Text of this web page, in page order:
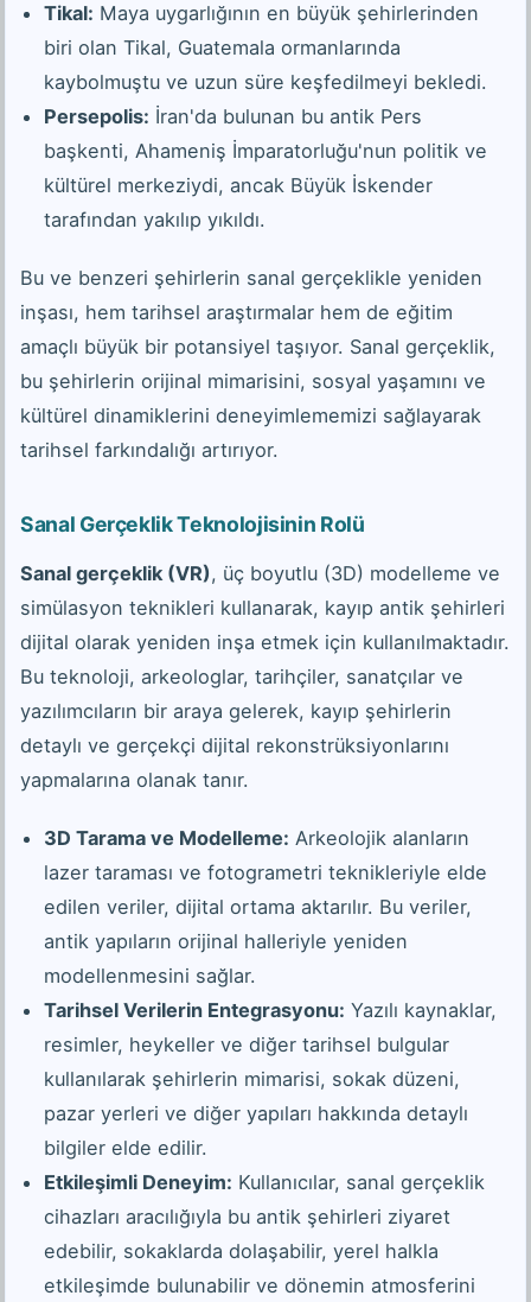
Tikal: Maya uygarlığının en büyük şehirlerinden
biri olan Tikal, Guatemala ormanlarında
kaybolmuştu ve uzun süre keşfedilmeyi bekledi.
Persepolis: İran'da bulunan bu antik Pers
başkenti, Ahameniş İmparatorluğu'nun politik ve
kültürel merkeziydi, ancak Büyük İskender
tarafından yakılıp yıkıldı.
Bu ve benzeri şehirlerin sanal gerçeklikle yeniden
inşası, hem tarihsel araştırmalar hem de eğitim
amaçlı büyük bir potansiyel taşıyor. Sanal gerçeklik,
bu şehirlerin orijinal mimarisini, sosyal yaşamını ve
kültürel dinamiklerini deneyimlememizi sağlayarak
tarihsel farkındalığı artırıyor.
Sanal Gerçeklik Teknolojisinin Rolü
Sanal gerçeklik (VR), üç boyutlu (3D) modelleme ve
simülasyon teknikleri kullanarak, kayıp antik şehirleri
dijital olarak yeniden inşa etmek için kullanılmaktadır.
Bu teknoloji, arkeologlar, tarihçiler, sanatçılar ve
yazılımcıların bir araya gelerek, kayıp şehirlerin
detaylı ve gerçekçi dijital rekonstrüksiyonlarını
yapmalarına olanak tanır.
3D Tarama ve Modelleme: Arkeolojik alanların
lazer taraması ve fotogrametri teknikleriyle elde
edilen veriler, dijital ortama aktarılır. Bu veriler,
antik yapıların orijinal halleriyle yeniden
modellenmesini sağlar.
Tarihsel Verilerin Entegrasyonu: Yazılı kaynaklar,
resimler, heykeller ve diğer tarihsel bulgular
kullanılarak şehirlerin mimarisi, sokak düzeni,
pazar yerleri ve diğer yapıları hakkında detaylı
bilgiler elde edilir.
Etkileşimli Deneyim: Kullanıcılar, sanal gerçeklik
cihazları aracılığıyla bu antik şehirleri ziyaret
edebilir, sokaklarda dolaşabilir, yerel halkla
etkileşimde bulunabilir ve dönemin atmosferini